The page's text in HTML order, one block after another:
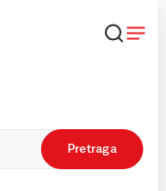
Pretraga